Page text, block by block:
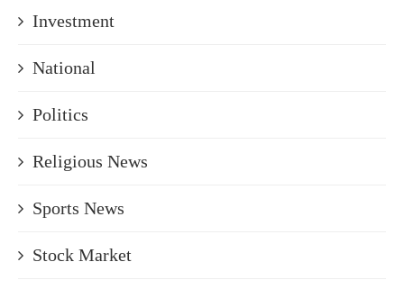
Investment
National
Politics
Religious News
Sports News
Stock Market